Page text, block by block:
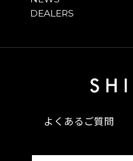
DEALERS
よくあるご質問